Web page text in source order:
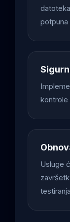
potpuna
kontrole
Usluge